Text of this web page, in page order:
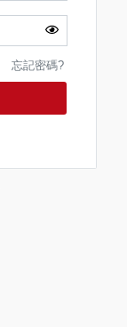
忘記密碼?